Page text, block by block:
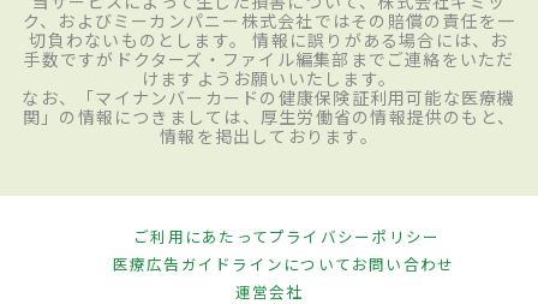
ク、およびミーカンパニー株式会社ではその賠償の責任を一
切負わないものとします。 情報に誤りがある場合には、お
手数ですがドクターズ・ファイル編集部までご連絡をいただ
けますようお願いいたします。
なお、「マイナンバーカードの健康保険証利用可能な医療機
関」の情報につきましては、厚生労働省の情報提供のもと、
情報を掲出しております。
ご利用にあたってプライバシーポリシー
医療広告ガイドラインについてお問い合わせ
運営会社